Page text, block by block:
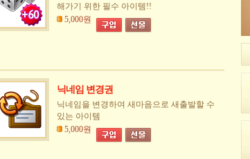
해가기 위한 필수 아이템!!
5,000원
닉네임 변경권
닉네임을 변경하여 새마음으로 새출발할 수
있는 아이템
5,000원